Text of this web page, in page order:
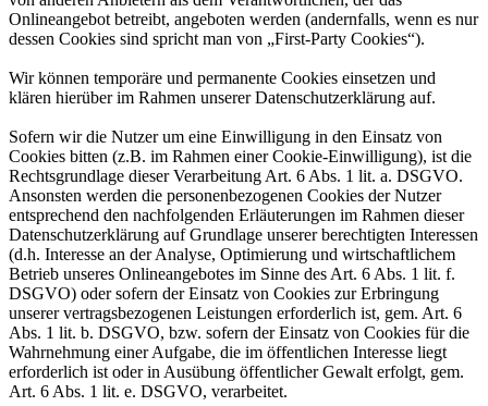
Onlineangebot betreibt, angeboten werden (andernfalls, wenn es nur
dessen Cookies sind spricht man von „First-Party Cookies“).
Wir können temporäre und permanente Cookies einsetzen und
klären hierüber im Rahmen unserer Datenschutzerklärung auf.
Sofern wir die Nutzer um eine Einwilligung in den Einsatz von
Cookies bitten (z.B. im Rahmen einer Cookie-Einwilligung), ist die
Rechtsgrundlage dieser Verarbeitung Art. 6 Abs. 1 lit. a. DSGVO.
Ansonsten werden die personenbezogenen Cookies der Nutzer
entsprechend den nachfolgenden Erläuterungen im Rahmen dieser
Datenschutzerklärung auf Grundlage unserer berechtigten Interessen
(d.h. Interesse an der Analyse, Optimierung und wirtschaftlichem
Betrieb unseres Onlineangebotes im Sinne des Art. 6 Abs. 1 lit. f.
DSGVO) oder sofern der Einsatz von Cookies zur Erbringung
unserer vertragsbezogenen Leistungen erforderlich ist, gem. Art. 6
Abs. 1 lit. b. DSGVO, bzw. sofern der Einsatz von Cookies für die
Wahrnehmung einer Aufgabe, die im öffentlichen Interesse liegt
erforderlich ist oder in Ausübung öffentlicher Gewalt erfolgt, gem.
Art. 6 Abs. 1 lit. e. DSGVO, verarbeitet.